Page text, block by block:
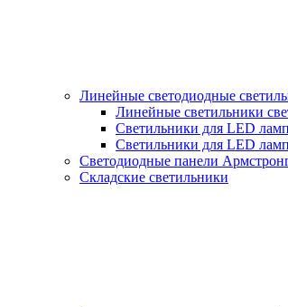
Линейные светодиодные
Линейные светильники
Светильники для LED
Светильники для LED
Светодиодные панели
Складские светильники